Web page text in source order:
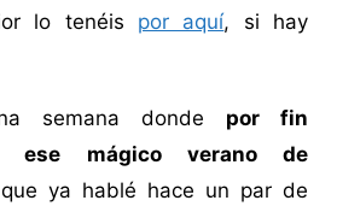
lo tenéis por aquí, si hay
semana donde por fin
ese mágico verano de
ya hablé hace un par de